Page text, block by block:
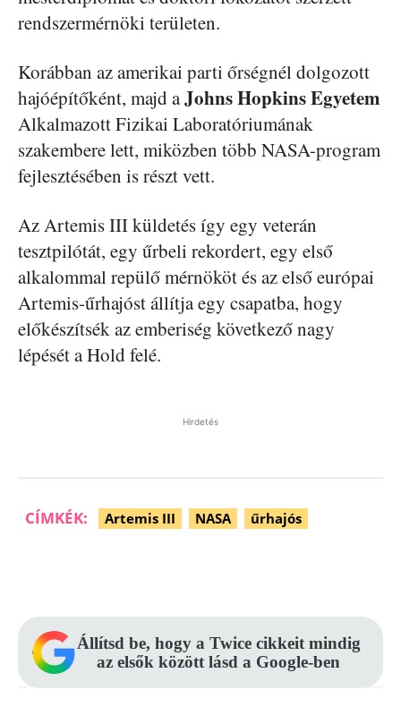
rendszermérnöki területen.
Korábban az amerikai parti őrségnél dolgozott
hajóépítőként, majd aJohns Hopkins Egyetem
Alkalmazott Fizikai Laboratóriumának
szakembere lett, miközben több NASA-program
fejlesztésében is részt vett.
Az Artemis III küldetés így egy veterán
tesztpilótát, egy űrbeli rekordert, egy első
alkalommal repülő mérnököt és az első európai
Artemis-űrhajóst állítja egy csapatba, hogy
előkészítsék az emberiség következő nagy
lépését a Hold felé.
Hirdetés
CÍMKÉK: Artemis III NASA űrhajós
Állítsd be, hogy a Twice cikkeit mindig
az elsők között lásd a Google-ben